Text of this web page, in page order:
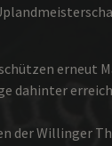
dahinter
der Willinger